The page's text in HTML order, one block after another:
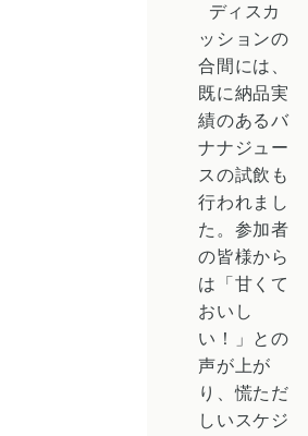
ディスカ
ッションの
合間には、
既に納品実
績のあるバ
ナナジュー
スの試飲も
行われまし
た。参加者
の皆様から
は「甘くて
おいし
い！」との
声が上が
り、慌ただ
しいスケジ